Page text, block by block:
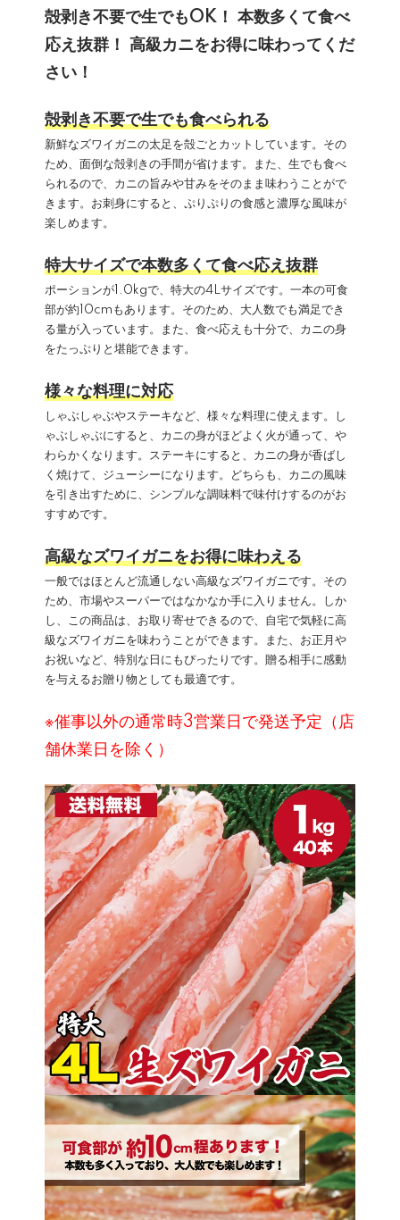
殻剥き不要で生でもOK！ 本数多くて食べ
応え抜群！ 高級カニをお得に味わってくだ
さい！
殻剥き不要で生でも食べられる
新鮮なズワイガニの太足を殻ごとカットしています。その
ため、面倒な殻剥きの手間が省けます。また、生でも食べ
られるので、カニの旨みや甘みをそのまま味わうことがで
きます。お刺身にすると、ぷりぷりの食感と濃厚な風味が
楽しめます。
特大サイズで本数多くて食べ応え抜群
ポーションが1.0kgで、特大の4Lサイズです。一本の可食
部が約10cmもあります。そのため、大人数でも満足でき
る量が入っています。また、食べ応えも十分で、カニの身
をたっぷりと堪能できます。
様々な料理に対応
しゃぶしゃぶやステーキなど、様々な料理に使えます。し
ゃぶしゃぶにすると、カニの身がほどよく火が通って、や
わらかくなります。ステーキにすると、カニの身が香ばし
く焼けて、ジューシーになります。どちらも、カニの風味
を引き出すために、シンプルな調味料で味付けするのがお
すすめです。
高級なズワイガニをお得に味わえる
一般ではほとんど流通しない高級なズワイガニです。その
ため、市場やスーパーではなかなか手に入りません。しか
し、この商品は、お取り寄せできるので、自宅で気軽に高
級なズワイガニを味わうことができます。また、お正月や
お祝いなど、特別な日にもぴったりです。贈る相手に感動
を与えるお贈り物としても最適です。
※催事以外の通常時3営業日で発送予定（店
舗休業日を除く）